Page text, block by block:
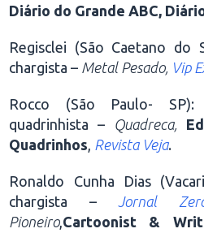
Diário do Grande ABC,
Regisclei (São Caetano do
chargista – Metal Pesado, Vip
Rocco (São Paulo- SP):
quadrinhista – Quadreca,
Quadrinhos, Revista Veja.
Ronaldo Cunha Dias
chargista –Jornal
Pioneiro,Cartoonist &